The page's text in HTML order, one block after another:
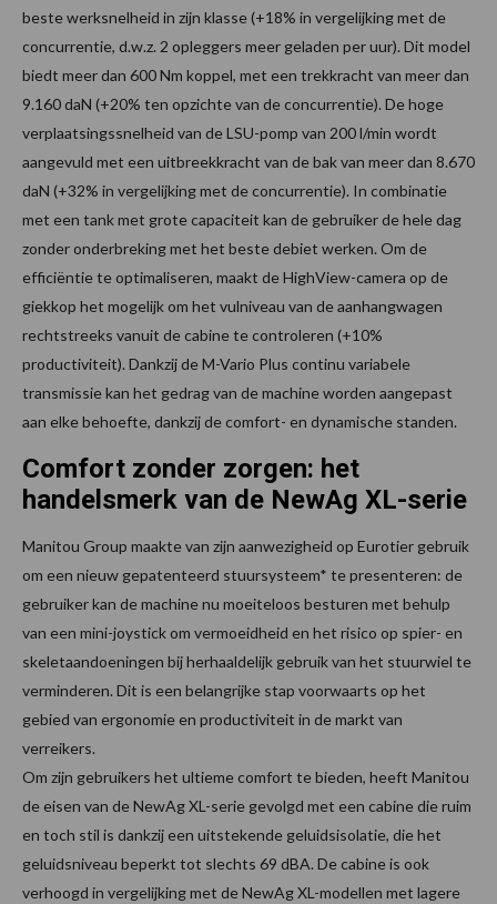
beste werksnelheid in zijn klasse (+18% in vergelijking met de
concurrentie, d.w.z. 2 opleggers meer geladen per uur). Dit model
biedt meer dan 600 Nm koppel, met een trekkracht van meer dan
9.160 daN (+20% ten opzichte van de concurrentie). De hoge
verplaatsingssnelheid van de LSU-pomp van 200 l/min wordt
aangevuld met een uitbreekkracht van de bak van meer dan 8.670
daN (+32% in vergelijking met de concurrentie). In combinatie
met een tank met grote capaciteit kan de gebruiker de hele dag
zonder onderbreking met het beste debiet werken. Om de
efficiëntie te optimaliseren, maakt de HighView-camera op de
giekkop het mogelijk om het vulniveau van de aanhangwagen
rechtstreeks vanuit de cabine te controleren (+10%
productiviteit). Dankzij de M-Vario Plus continu variabele
transmissie kan het gedrag van de machine worden aangepast
aan elke behoefte, dankzij de comfort- en dynamische standen.
Comfort zonder zorgen: het
handelsmerk van de NewAg XL-serie
Manitou Group maakte van zijn aanwezigheid op Eurotier gebruik
om een nieuw gepatenteerd stuursysteem* te presenteren: de
gebruiker kan de machine nu moeiteloos besturen met behulp
van een mini-joystick om vermoeidheid en het risico op spier- en
skeletaandoeningen bij herhaaldelijk gebruik van het stuurwiel te
verminderen. Dit is een belangrijke stap voorwaarts op het
gebied van ergonomie en productiviteit in de markt van
verreikers.
Om zijn gebruikers het ultieme comfort te bieden, heeft Manitou
de eisen van de NewAg XL-serie gevolgd met een cabine die ruim
en toch stil is dankzij een uitstekende geluidsisolatie, die het
geluidsniveau beperkt tot slechts 69 dBA. De cabine is ook
verhoogd in vergelijking met de NewAg XL-modellen met lagere